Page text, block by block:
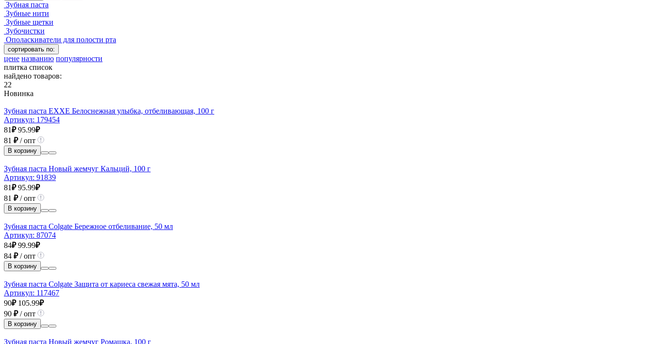
Зубная паста
Зубные нити
Зубные щетки
Зубочистки
Ополаскиватели для полости рта
сортировать по:
цене названию популярности
плитка список
найдено товаров:
22
Новинка
Зубная паста EXXE Белоснежная улыбка, отбеливающая, 100 г
Артикул: 179454
81₽ 95.99₽
81 ₽/ опт
В корзину
Зубная паста Новый жемчуг Кальций, 100 г
Артикул: 91839
81₽ 95.99₽
81 ₽/ опт
В корзину
Зубная паста Colgate Бережное отбеливание, 50 мл
Артикул: 87074
84₽ 99.99₽
84 ₽/ опт
В корзину
Зубная паста Colgate Защита от кариеса свежая мята, 50 мл
Артикул: 117467
90₽ 105.99₽
90 ₽/ опт
В корзину
Зубная паста Новый жемчуг Ромашка, 100 г